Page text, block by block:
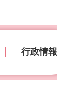
行政情報